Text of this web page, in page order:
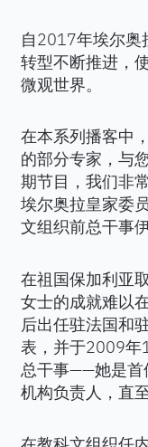
自2017年埃尔奥
转型不断推进，
微观世界。
在本系列播客中
的部分专家，与
期节目，我们非
埃尔奥拉皇家委
文组织前总干事
在祖国保加利亚
女士的成就难以
后出任驻法国和
表，并于2009年
总干事——她是首
机构负责人，直